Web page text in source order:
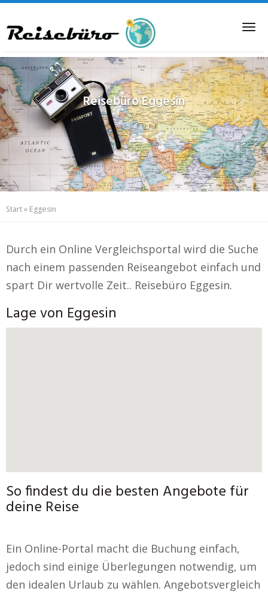
to
main
content
ReisebüroEggesin
Start» Eggesin
Durch ein Online Vergleichsportal wird die Suche
nach einem passenden Reiseangebot einfach und
spart Dir wertvolle Zeit.. Reisebüro Eggesin.
Lage von Eggesin
So findest du die besten Angebote für
deine Reise
Ein Online-Portal macht die Buchung einfach,
jedoch sind einige Überlegungen notwendig, um
den idealen Urlaub zu wählen. Angebotsvergleich